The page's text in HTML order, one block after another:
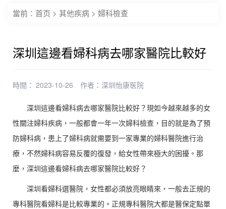
當前： 首页 > 其他疾病 > 婦科檢查
深圳這邊看婦科病去哪家醫院比較好
時間： 2023-10-26 作者： 深圳怡康医院
深圳這邊看婦科病去哪家醫院比較好？現如今越來越多的女
性關注婦科疾病，一般都會一年一次婦科檢查，目的就是為了預
防婦科病，患上了婦科病就需要到一家專業的婦科醫院進行治
療，不然婦科病容易反覆的復發，給女性帶來極大的困擾。那
麼，深圳這邊看婦科病去哪家醫院比較好？
深圳看婦科選醫院，女性都必須放亮眼睛來，一般去正規的
專科醫院看婦科是比較專業的。正規專科醫院大都是醫保定點單